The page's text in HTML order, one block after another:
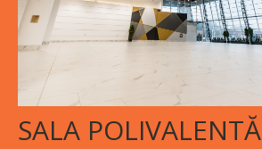
SALA POLIVALENTĂ